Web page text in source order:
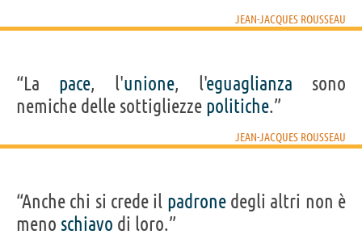
JEAN-JACQUES ROUSSEAU
“La pace, l'unione, l'eguaglianza sono
nemiche delle sottigliezze politiche.”
JEAN-JACQUES ROUSSEAU
“Anche chi si crede il padronedegli altri non è
meno schiavo di loro.”